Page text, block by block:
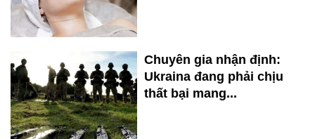
Chuyên gia nhận định:
Ukraina đang phải chịu
thất bại mang...